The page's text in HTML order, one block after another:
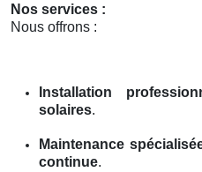
Nos services :
Nous offrons :
Installation
solaires.
Maintenance
continue.